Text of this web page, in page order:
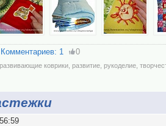
Комментариев: 1 0
развивающие коврики, развитие, рукоделие,